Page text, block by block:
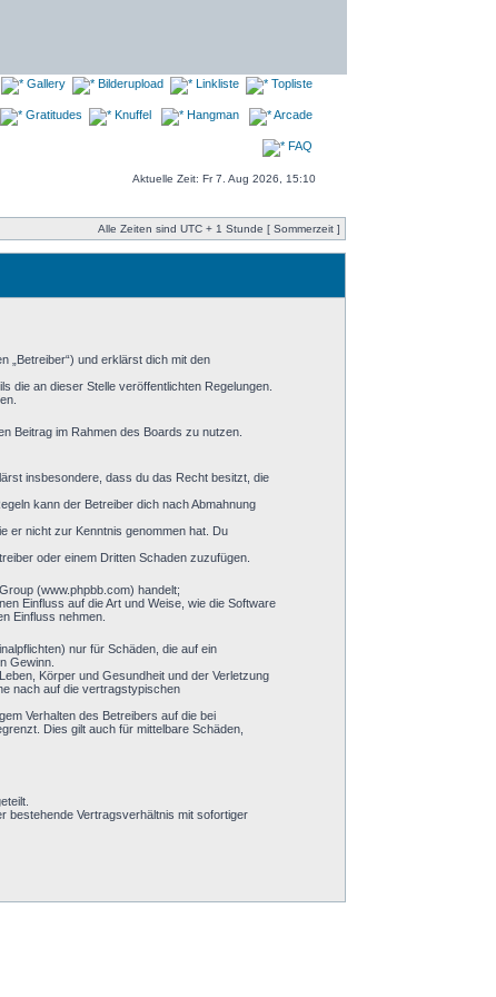
Gallery Bilderupload Linkliste Topliste
Gratitudes Knuffel Hangman Arcade
FAQ
Aktuelle Zeit: Fr 7. Aug 2026, 15:10
Alle Zeiten sind UTC + 1 Stunde [ Sommerzeit ]
„Betreiber“) und erklärst dich mit den
die an dieser Stelle veröffentlichten Regelungen.
Beitrag im Rahmen des Boards zu nutzen.
insbesondere, dass du das Recht besitzt, die
kann der Betreiber dich nach Abmahnung
er nicht zur Kenntnis genommen hat. Du
oder einem Dritten Schaden zuzufügen.
(www.phpbb.com) handelt;
Einfluss auf die Art und Weise, wie die Software
Einfluss nehmen.
nur für Schäden, die auf ein
Gewinn.
Körper und Gesundheit und der Verletzung
nach auf die vertragstypischen
Verhalten des Betreibers auf die bei
Dies gilt auch für mittelbare Schäden,
bestehende Vertragsverhältnis mit sofortiger